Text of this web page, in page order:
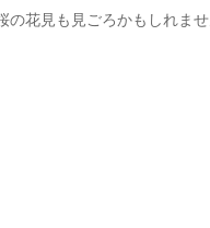
花見も見ごろかもしれませ